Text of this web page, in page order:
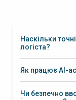
Наскільки
логіста?
вантажу,
документів, умов
Як працює AI-
Чи безпечно